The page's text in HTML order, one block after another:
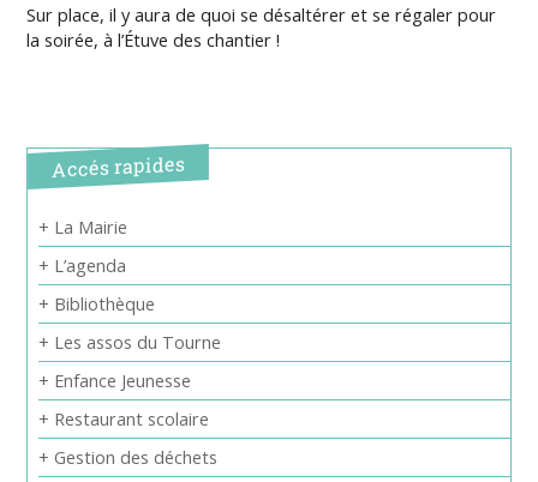
Sur place, il y aura de quoi se désaltérer et se régaler pour
la soirée, à l’Étuve des chantier !
Accés rapides
+ La Mairie
+ L’agenda
+ Bibliothèque
+ Les assos du Tourne
+ Enfance Jeunesse
+ Restaurant scolaire
+ Gestion des déchets